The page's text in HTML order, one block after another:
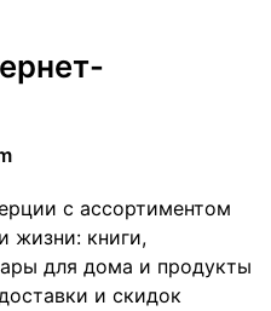
с ассортиментом
жизни: книги,
для дома и продукты
и скидок